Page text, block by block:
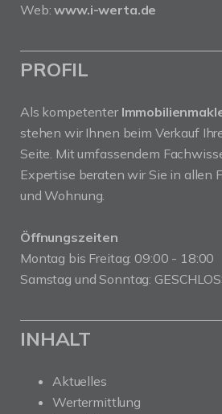
Web:www.i-werta.de
PROFIL
Als kompetenter
stehen wir Ihnen beim Verkauf
Seite. Mit umfassendem
Expertise beraten wir Sie in allen
und Wohnung.
Öffnungszeiten
Montag bis Freitag: 09:00 - 18:00
Samstag und Sonntag:
INHALT
Aktuelles
Wertermittlung